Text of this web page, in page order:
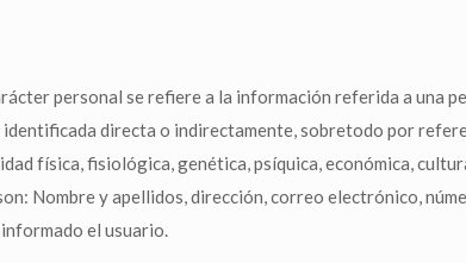
personal se refiere a la información referida a
directa o indirectamente, sobretodo por
física, fisiológica, genética, psíquica, económica,
Nombre y apellidos, dirección, correo electrónico,
el usuario.